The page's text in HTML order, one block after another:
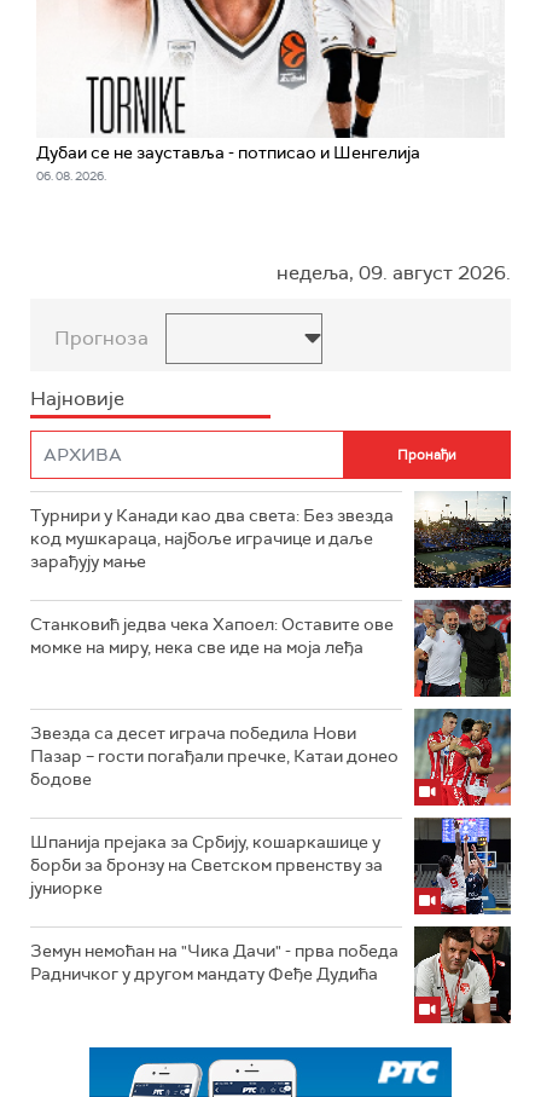
Дубаи се не зауставља - потписао и Шенгелија
06. 08. 2026.
недеља, 09. август 2026.
Прогноза
Најновије
Турнири у Канади као два света: Без звезда
код мушкараца, најбоље играчице и даље
зарађују мање
Станковић једва чека Хапоел: Оставите ове
момке на миру, нека све иде на моја леђа
Звезда са десет играча победила Нови
Пазар – гости погађали пречке, Катаи донео
бодове
Шпанија прејакa за Србију, кошаркашице у
борби за бронзу на Светском првенству за
јуниорке
Земун немоћан на "Чика Дачи" - прва победа
Радничког у другом мандату Феђе Дудића